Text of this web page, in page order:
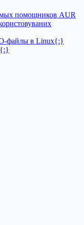
помощников AUR
файлы в Linux{:}